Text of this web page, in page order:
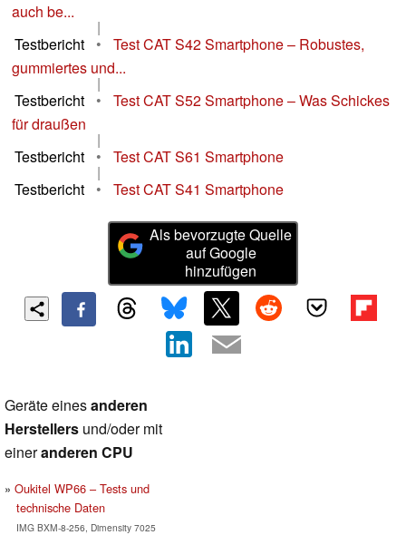
auch be...
|
Testbericht
•
Test CAT S42 Smartphone – Robustes,
gummiertes und...
|
Testbericht
•
Test CAT S52 Smartphone – Was Schickes
für draußen
|
Testbericht
• Test CAT S61 Smartphone
|
Testbericht
• Test CAT S41 Smartphone
Als bevorzugte Quelle
auf Google
hinzufügen
Geräte einesanderen
Herstellers und/oder mit
eineranderen CPU
Oukitel WP66 – Tests und
technische Daten
IMG BXM-8-256, Dimensity 7025